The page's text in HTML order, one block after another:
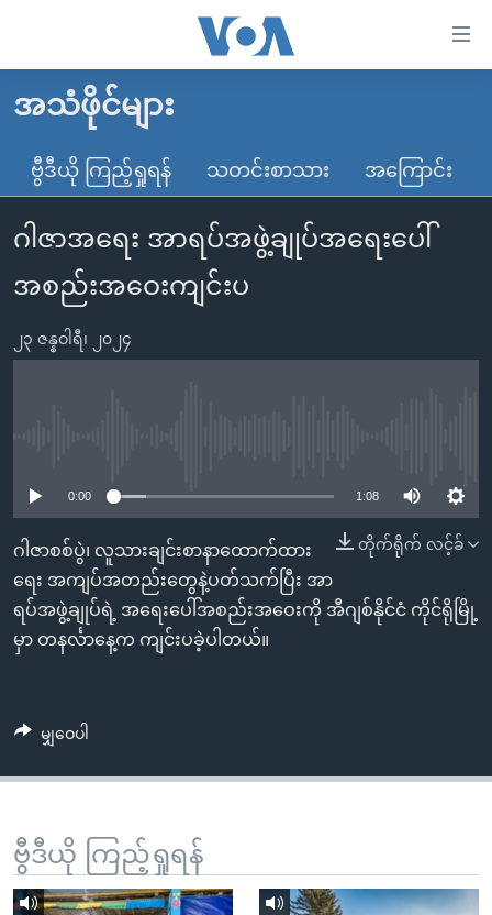
လွယ်ကူ
သည့်
Link
များ
ပင်မ
သို့
စာမျက်နှာ
သို့
ကျော်
ကြည့်
ရန်
ရန်
မူလစာမျက်နှာ
မြန်မာ
ကမ္ဘာ့သတင်းများ
နိုင်ငံတကာ
အမေရိကန်
အစ္စရေး-ပါလက်စတိုင်း
ဗွီဒီယို
သတင်းလွတ်လပ်ခွင့်
ရပ်ဝန်းတခု လမ်းတခု အလွန်
အင်္ဂလိပ်စာလေ့လာမယ်
ဗွီအိုအေ လူမှုကွန်ယက်များ
အသံဖိုင်များ
ဗွီဒီယို ကြည့်ရှုရန် သတင်းစာသား အကြောင်း
ဂါဇာအရေး အာရပ်အဖွဲ့ချုပ်အရေးပေါ်
အစည်းအဝေးကျင်းပ
၂၃ ဇန္နဝါရီ၊ ၂၀၂၄
0:00 1:08
တိုက်ရိုက် လင့်ခ်
ဂါဇာစစ်ပွဲ၊ လူသားချင်းစာနာထောက်ထား
ရေး အကျပ်အတည်းတွေနဲ့ပတ်သက်ပြီး အာ
ရပ်အဖွဲ့ချုပ်ရဲ့ အရေးပေါ်အစည်းအဝေးကို အီဂျစ်နိုင်ငံ ကိုင်ရိုမြို့
မှာ တနင်္လာနေ့က ကျင်းပခဲ့ပါတယ်။
မျှဝေပါ
ဗွီဒီယို ကြည့်ရှုရန်